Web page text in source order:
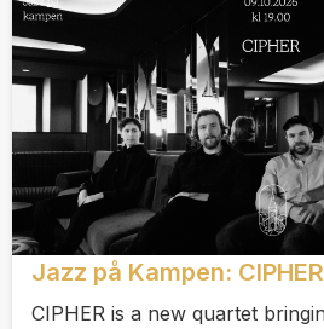
Jazz på Kampen: CIPHER
CIPHER is a new quartet